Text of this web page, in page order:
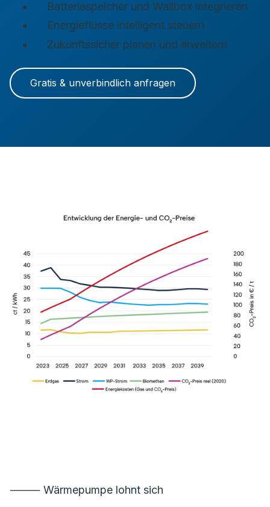
Batteriespeicher und Wallbox integrieren
Energieflüsse intelligent steuern
Zukunftssicher planen und erweitern
Gratis & unverbindlich anfragen
⸻ Wärmepumpe lohnt sich